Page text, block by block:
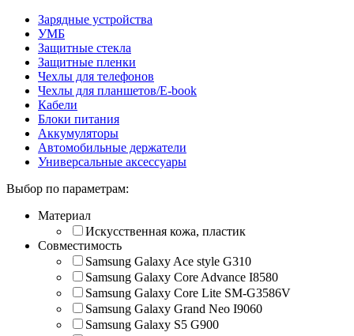
Зарядные устройства
УМБ
Защитные стекла
Защитные пленки
Чехлы для телефонов
Чехлы для планшетов/E-book
Кабели
Блоки питания
Аккумуляторы
Автомобильные держатели
Универсальные аксессуары
Выбор по параметрам:
Материал
Искусственная кожа, пластик
Совместимость
Samsung Galaxy Ace style G310
Samsung Galaxy Core Advance I8580
Samsung Galaxy Core Lite SM-G3586V
Samsung Galaxy Grand Neo I9060
Samsung Galaxy S5 G900